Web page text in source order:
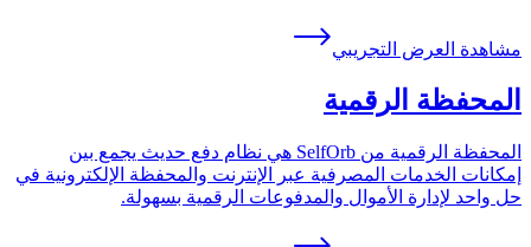
مشاهدة العرض التجريبي
المحفظة الرقمية
المحفظة الرقمية من SelfOrb هي نظام دفع حديث يجمع بين
إمكانات الخدمات المصرفية عبر الإنترنت والمحفظة الإلكترونية في
حل واحد لإدارة الأموال والمدفوعات الرقمية بسهولة.